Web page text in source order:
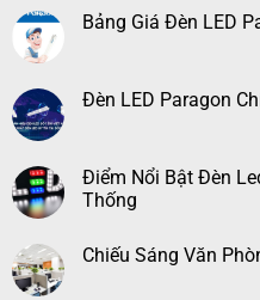
Bảng Giá Đèn LED
Đèn LED Paragon
Điểm Nổi Bật Đèn
Thống
Chiếu Sáng Văn